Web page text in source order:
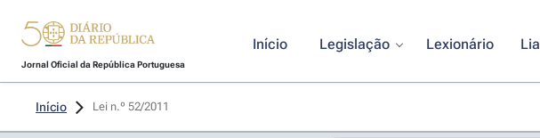
Jornal Oficial da República Portuguesa
Início Legislação Lexionário Lia
Início Lei n.º 52/2011